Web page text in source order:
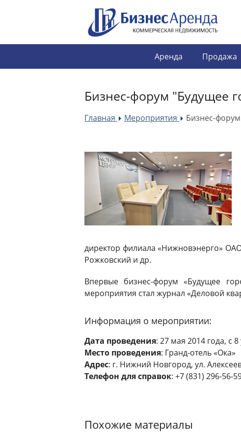
Аренда Продажа
Бизнес-форум "Будущее
Главная »Мероприятия »Бизнес-
директор филиала «Нижновэнерго»
Рожковский и др.
Впервые бизнес-форум «Будущее
мероприятия стал журнал «Деловой
Информация о мероприятии:
Дата проведения: 27 мая 2014 года, с 8
Место проведения: Гранд-отель «Ока»
Адрес: г. Нижний Новгород, ул.
Телефон для справок: +7 (831) 296-56-
Похожие материалы